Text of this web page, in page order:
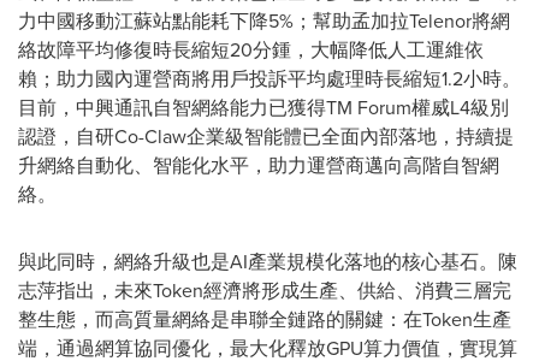
力中國移動江蘇站點能耗下降5%；幫助孟加拉Telenor將網
絡故障平均修復時長縮短20分鍾，大幅降低人工運維依
賴；助力國內運營商將用戶投訴平均處理時長縮短1.2小時。
目前，中興通訊自智網絡能力已獲得TM Forum權威L4級別
認證，自研Co-Claw企業級智能體已全面內部落地，持續提
升網絡自動化、智能化水平，助力運營商邁向高階自智網
絡。
與此同時，網絡升級也是AI產業規模化落地的核心基石。陳
志萍指出，未來Token經濟將形成生產、供給、消費三層完
整生態，而高質量網絡是串聯全鏈路的關鍵：在Token生產
端，通過網算協同優化，最大化釋放GPU算力價值，實現算